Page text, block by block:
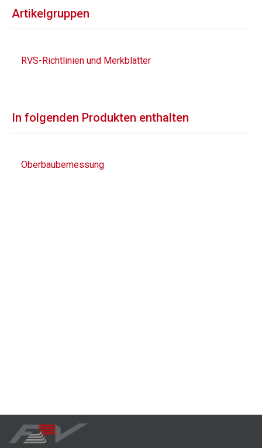
Artikelgruppen
RVS-Richtlinien und Merkblätter
In folgenden Produkten enthalten
Oberbaubemessung